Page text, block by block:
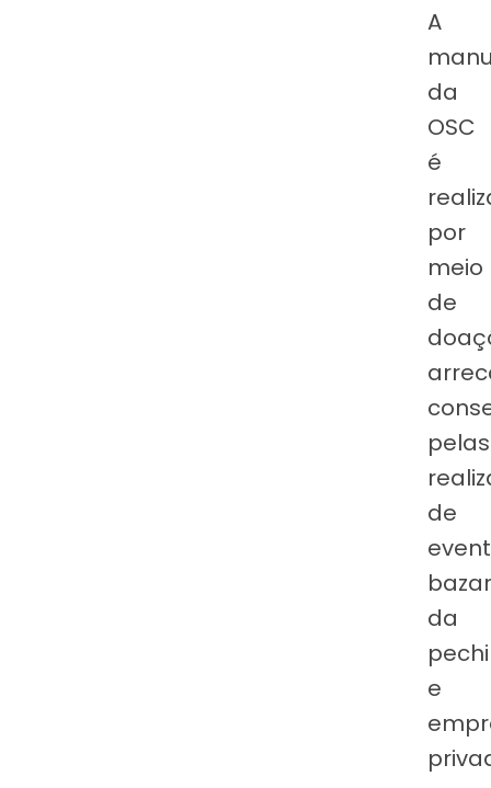
A
da
OSC
é
por
meio
de
pelas
de
bazar
da
e